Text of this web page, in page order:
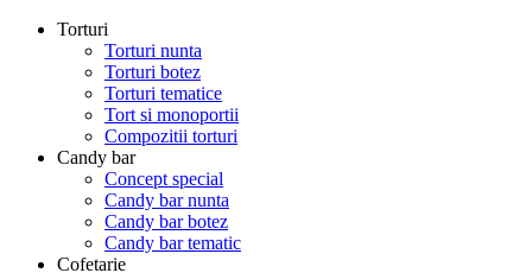
Torturi
Torturi nunta
Torturi botez
Torturi tematice
Tort si monoportii
Compozitii torturi
Candy bar
Concept special
Candy bar nunta
Candy bar botez
Candy bar tematic
Cofetarie